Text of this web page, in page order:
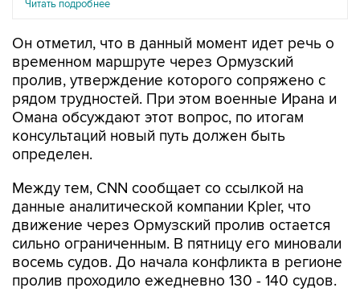
Он отметил, что в данный момент идет речь о
пролив, утверждение которого сопряжено с
рядом трудностей. При этом военные Ирана и
Омана обсуждают этот вопрос, по итогам
консультаций новый путь должен быть
определен.
Между тем, CNN сообщает со ссылкой на
движение через Ормузский пролив остается
сильно ограниченным. В пятницу его миновали
восемь судов. До начала конфликта в регионе
пролив проходило ежедневно 130 - 140 судов.
Накануне агентство IRNA со ссылкой на